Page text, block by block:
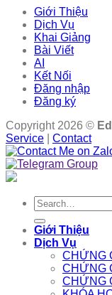
Giới Thiệu
Dịch Vụ
Khai Giảng
Bài Viết
AI
Kết Nối
Đăng nhập
Đăng ký
Copyright 2026 ©
Service
Contact
Search
for:
Giới Thiệu
Dịch Vụ
CHỨNG
CHỨNG
CHỨNG